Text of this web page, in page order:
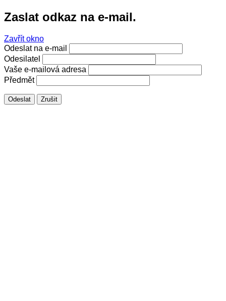
Zaslat odkaz na e-mail.
Zavřít okno
Odeslat na e-mail
Odesilatel
Vaše e-mailová adresa
Předmět
Odeslat Zrušit